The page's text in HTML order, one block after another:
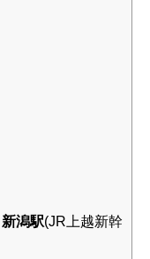
新潟駅(JR上越新幹